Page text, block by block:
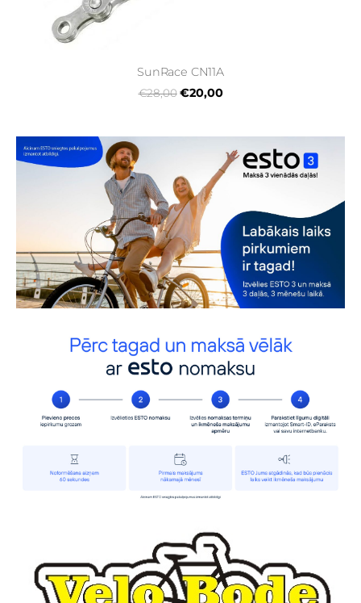
SunRace CN11A
€28,00 €20,00